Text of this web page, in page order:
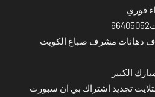
فوري
دهانات مشرف صباغ الكويت
الكبير
تجديد اشتراك بي ان سبورت